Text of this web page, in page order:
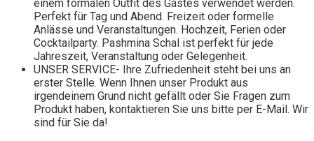
einem formalen Outfit des Gastes verwendet werden.
Perfekt für Tag und Abend. Freizeit oder formelle
Anlässe und Veranstaltungen. Hochzeit, Ferien oder
Cocktailparty. Pashmina Schal ist perfekt für jede
Jahreszeit, Veranstaltung oder Gelegenheit.
UNSER SERVICE- Ihre Zufriedenheit steht bei uns an
erster Stelle. Wenn Ihnen unser Produkt aus
irgendeinem Grund nicht gefällt oder Sie Fragen zum
Produkt haben, kontaktieren Sie uns bitte per E-Mail. Wir
sind für Sie da!